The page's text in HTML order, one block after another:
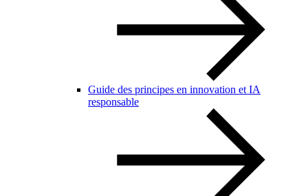
Guide des principes en innovation et IA
responsable